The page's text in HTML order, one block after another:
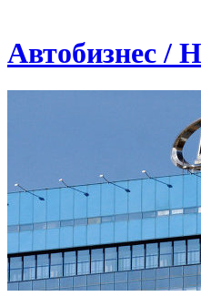
Автобизнес /